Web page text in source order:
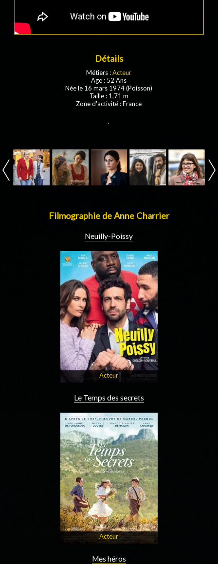
Détails
Métiers :Acteur
Age : 52 Ans
Née le 16 mars 1974 (Poisson)
Taille : 1,71 m
Zone d'activité : France
.
Filmographie de Anne Charrier
Neuilly-Poissy
Acteur
Le Temps des secrets
Acteur
Mes héros